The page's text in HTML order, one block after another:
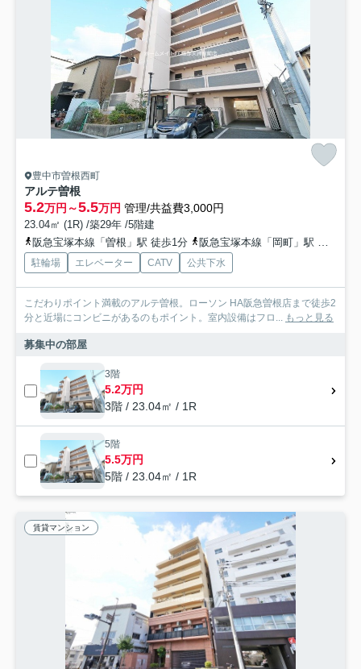
豊中市曽根西町
アルテ曽根
5.2万円～5.5万円 管理/共益費3,000円
23.04㎡ (1R) /築29年 /5階建
阪急宝塚本線「曽根」駅 徒歩1分
阪急宝塚本線「岡町」駅 徒歩12分
駐輪場 エレベーター CATV 公共下水
こだわりポイント満載のアルテ曽根。ローソン HA阪急曽根店まで徒歩2
分と近場にコンビニがあるのもポイント。室内設備はフロ... もっと見る
募集中の部屋
3階
5.2万円
3階 / 23.04㎡ / 1R
5階
5.5万円
5階 / 23.04㎡ / 1R
賃貸マンション